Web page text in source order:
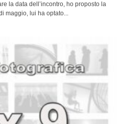
la data dell’incontro, ho proposto la
maggio, lui ha optato...